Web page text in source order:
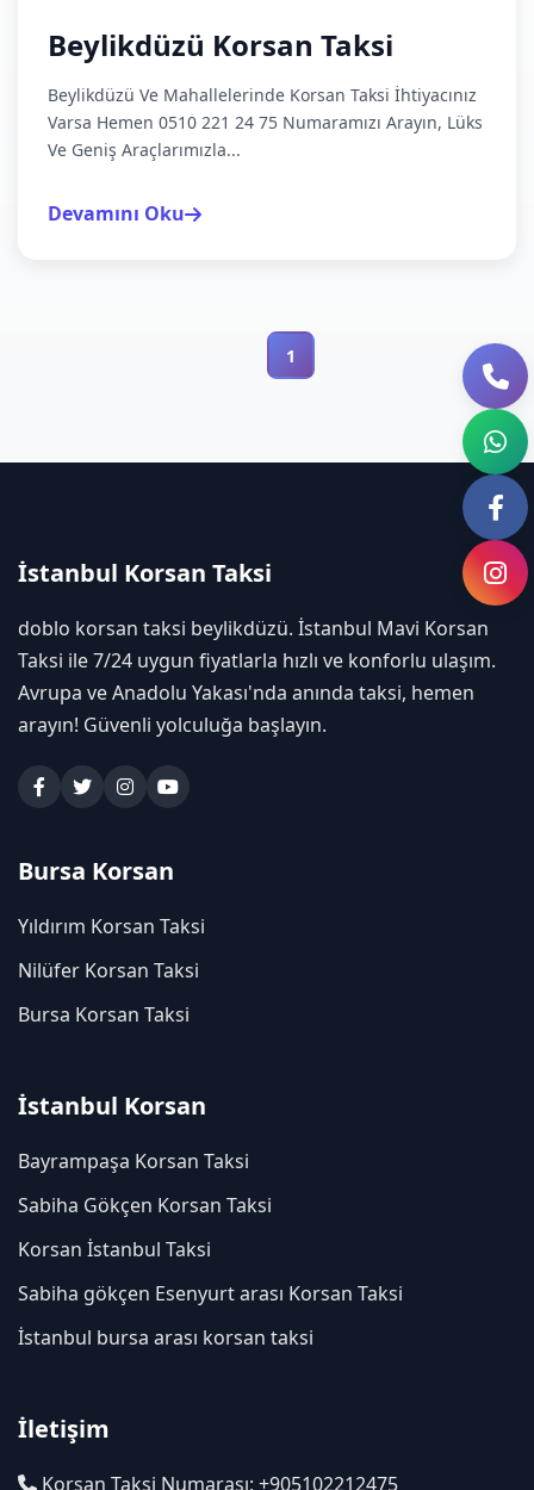
Beylikdüzü Korsan Taksi
Beylikdüzü Ve Mahallelerinde Korsan Taksi İhtiyacınız
Varsa Hemen 0510 221 24 75 Numaramızı Arayın, Lüks
Ve Geniş Araçlarımızla...
Devamını Oku
1
İstanbul Korsan Taksi
doblo korsan taksi beylikdüzü. İstanbul Mavi Korsan
Taksi ile 7/24 uygun fiyatlarla hızlı ve konforlu ulaşım.
Avrupa ve Anadolu Yakası'nda anında taksi, hemen
arayın! Güvenli yolculuğa başlayın.
Bursa Korsan
Yıldırım Korsan Taksi
Nilüfer Korsan Taksi
Bursa Korsan Taksi
İstanbul Korsan
Bayrampaşa Korsan Taksi
Sabiha Gökçen Korsan Taksi
Korsan İstanbul Taksi
Sabiha gökçen Esenyurt arası Korsan Taksi
İstanbul bursa arası korsan taksi
İletişim
Korsan Taksi Numarası: +905102212475